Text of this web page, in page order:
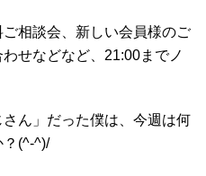
相談会、新しい会員様のご
せなどなど、21:00までノ
ん」だった僕は、今週は何
？(^-^)/